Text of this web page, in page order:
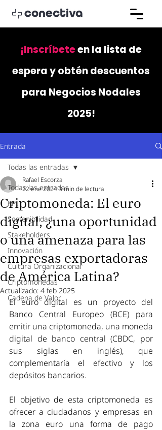
¡Inscríbeteen la lista de
espera y obtén descuentos
para Negocios Nodales
2025!
Entrada
Todas las entradas
KPI
Sostenibilidad
Stakeholders
Innovación
Cultura Organizacional
Criptomonedas
Cadena de Valor
Todas las entradas
Criptomoneda: El euro
digital, ¿una oportunidad
o una amenaza para las
empresas exportadoras
de América Latina?
Rafael Escorza
22 ene 20243 min de lectura
Actualizado: 4 feb 2025
El euro digital es un proyecto del
Banco Central Europeo (BCE) para
emitir una criptomoneda, una moneda
digital de banco central (CBDC, por
sus siglas en inglés), que
complementaría el efectivo y los
depósitos bancarios.
El objetivo de esta criptomoneda es
ofrecer a ciudadanos y empresas en
la zona euro una forma de pago